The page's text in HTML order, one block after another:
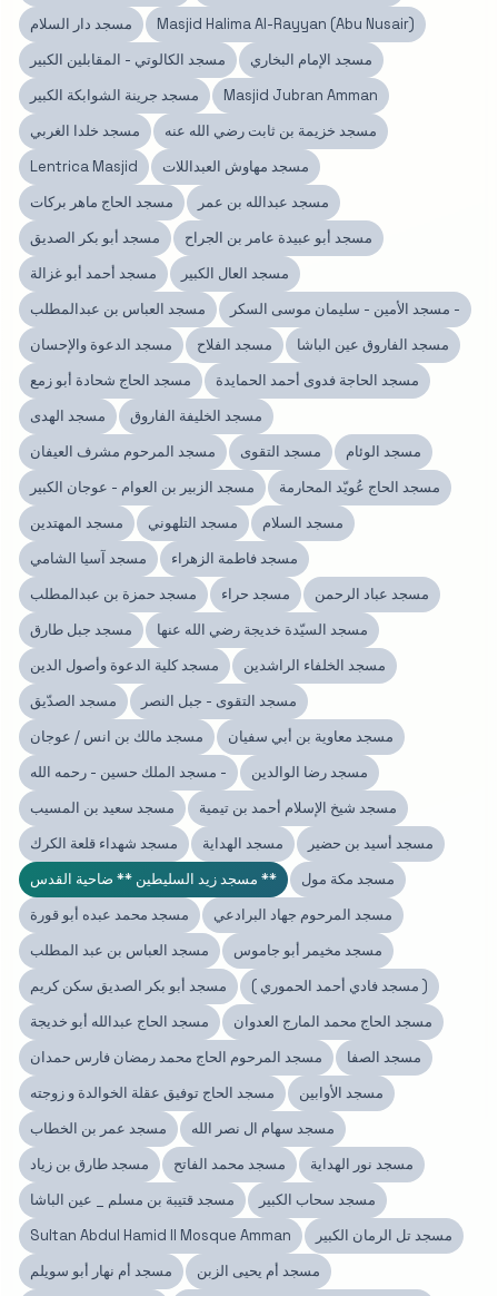
مسجد دار السلام
Masjid Halima Al-Rayyan (Abu Nusair)
مسجد الكالوتي - المقابلين الكبير
مسجد الإمام البخاري
مسجد جرينة الشوابكة الكبير
Masjid Jubran Amman
مسجد خلدا الغربي
مسجد خزيمة بن ثابت رضي الله عنه
Lentrica Masjid
مسجد مهاوش العبداللات
مسجد الحاج ماهر بركات
مسجد عبدالله بن عمر
مسجد أبو بكر الصديق
مسجد أبو عبيدة عامر بن الجراح
مسجد أحمد أبو غزالة
مسجد العال الكبير
مسجد العباس بن عبدالمطلب
مسجد الأمين - سليمان موسى السكر -
مسجد الدعوة والإحسان
مسجد الفلاح
مسجد الفاروق عين الباشا
مسجد الحاج شحادة أبو زمع
مسجد الحاجة فدوى أحمد الحمايدة
مسجد الهدى
مسجد الخليفة الفاروق
مسجد المرحوم مشرف العيفان
مسجد التقوى
مسجد الوئام
مسجد الزبير بن العوام - عوجان الكبير
مسجد الحاج عُويّد المحارمة
مسجد المهتدين
مسجد التلهوني
مسجد السلام
مسجد آسيا الشامي
مسجد فاطمة الزهراء
مسجد حمزة بن عبدالمطلب
مسجد حراء
مسجد عباد الرحمن
مسجد جبل طارق
مسجد السيّدة خديجة رضي الله عنها
مسجد كلية الدعوة وأصول الدين
مسجد الخلفاء الراشدين
مسجد الصدّيق
مسجد التقوى - جبل النصر
مسجد مالك بن انس / عوجان
مسجد معاوية بن أبي سفيان
مسجد الملك حسين - رحمه الله -
مسجد رضا الوالدين
مسجد سعيد بن المسيب
مسجد شيخ الإسلام أحمد بن تيمية
مسجد شهداء قلعة الكرك
مسجد الهداية
مسجد أسيد بن حضير
مسجد زيد السليطين ** ضاحية القدس **
مسجد مكة مول
مسجد محمد عبده أبو قورة
مسجد المرحوم جهاد البرادعي
مسجد العباس بن عبد المطلب
مسجد مخيمر أبو جاموس
مسجد أبو بكر الصديق سكن كريم
( مسجد فادي أحمد الحموري )
مسجد الحاج عبدالله أبو خديجة
مسجد الحاج محمد المارج العدوان
مسجد المرحوم الحاج محمد رمضان فارس حمدان
مسجد الصفا
مسجد الحاج توفيق عقلة الخوالدة و زوجته
مسجد الأوابين
مسجد عمر بن الخطاب
مسجد سهام ال نصر الله
مسجد طارق بن زياد
مسجد محمد الفاتح
مسجد نور الهداية
مسجد قتيبة بن مسلم _ عين الباشا
مسجد سحاب الكبير
Sultan Abdul Hamid II Mosque Amman
مسجد تل الرمان الكبير
مسجد أم نهار أبو سويلم
مسجد أم يحيى الزبن